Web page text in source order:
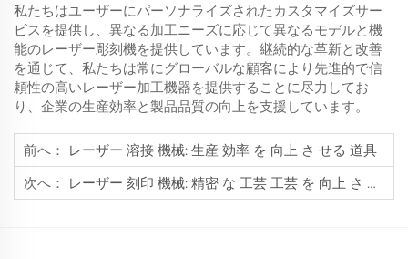
私たちはユーザーにパーソナライズされたカスタマイズサー
ビスを提供し、異なる加工ニーズに応じて異なるモデルと機
能のレーザー彫刻機を提供しています。継続的な革新と改善
を通じて、私たちは常にグローバルな顧客により先進的で信
頼性の高いレーザー加工機器を提供することに尽力してお
り、企業の生産効率と製品品質の向上を支援しています。
前へ：
レーザー 溶接 機械: 生産 効率 を 向上 さ せる 道具
次へ：
レーザー 刻印 機械: 精密 な 工芸 工芸 を 向上 さ せる 選択